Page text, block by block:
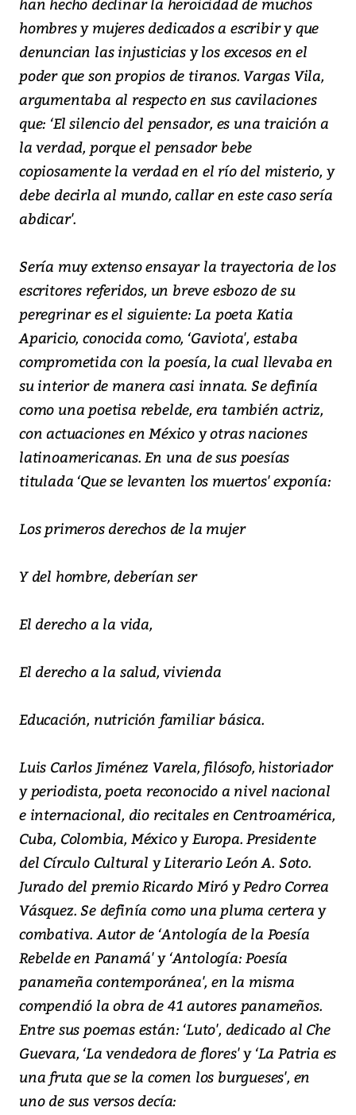
hombres y mujeres dedicados a escribir y que
denuncian las injusticias y los excesos en el
poder que son propios de tiranos. Vargas Vila,
argumentaba al respecto en sus cavilaciones
que: ‘El silencio del pensador, es una traición a
la verdad, porque el pensador bebe
copiosamente la verdad en el río del misterio, y
debe decirla al mundo, callar en este caso sería
abdicar'.
Sería muy extenso ensayar la trayectoria de los
escritores referidos, un breve esbozo de su
peregrinar es el siguiente: La poeta Katia
Aparicio, conocida como, ‘Gaviota', estaba
comprometida con la poesía, la cual llevaba en
su interior de manera casi innata. Se definía
como una poetisa rebelde, era también actriz,
con actuaciones en México y otras naciones
latinoamericanas. En una de sus poesías
titulada ‘Que se levanten los muertos' exponía:
Los primeros derechos de la mujer
Y del hombre, deberían ser
El derecho a la vida,
El derecho a la salud, vivienda
Educación, nutrición familiar básica.
Luis Carlos Jiménez Varela, filósofo, historiador
y periodista, poeta reconocido a nivel nacional
e internacional, dio recitales en Centroamérica,
Cuba, Colombia, México y Europa. Presidente
del Círculo Cultural y Literario León A. Soto.
Jurado del premio Ricardo Miró y Pedro Correa
Vásquez. Se definía como una pluma certera y
combativa. Autor de ‘Antología de la Poesía
Rebelde en Panamá' y ‘Antología: Poesía
panameña contemporánea', en la misma
compendió la obra de 41 autores panameños.
Entre sus poemas están: ‘Luto', dedicado al Che
Guevara, ‘La vendedora de flores' y ‘La Patria es
una fruta que se la comen los burgueses', en
uno de sus versos decía: